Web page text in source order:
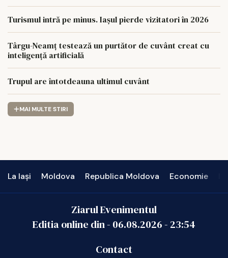
Turismul intră pe minus. Iașul pierde vizitatori în 2026
Târgu-Neamț testează un purtător de cuvânt creat cu
inteligență artificială
Trupul are întotdeauna ultimul cuvânt
MAI MULTE STIRI
La Iași Moldova Republica Moldova Economie
Ziarul Evenimentul
Editia online din - 06.08.2026- 23:54
Contact